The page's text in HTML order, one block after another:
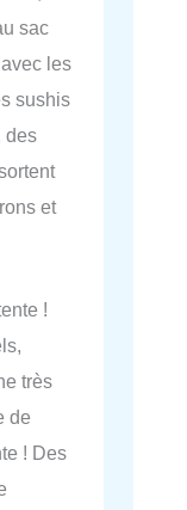
sac
les
sushis
des
et
!
très
de
! Des